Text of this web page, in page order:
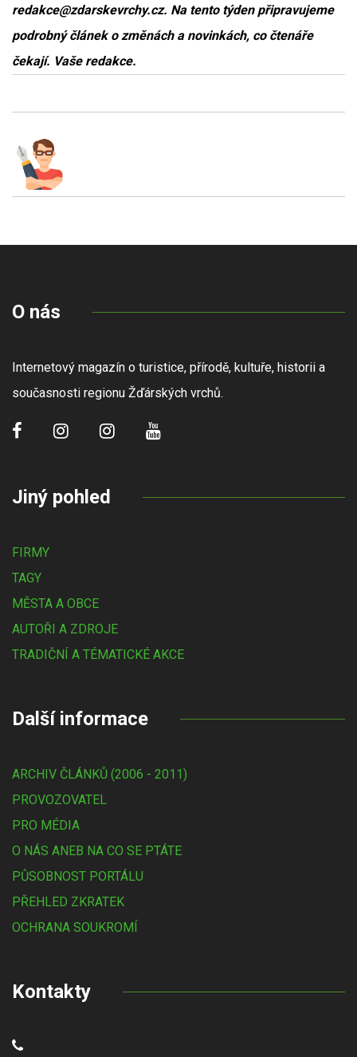
redakce@zdarskevrchy.cz. Na tento týden připravujeme
podrobný článek o změnách a novinkách, co čtenáře
čekají. Vaše redakce.
O nás
Internetový magazín o turistice, přírodě, kultuře, historii a
současnosti regionu Žďárských vrchů.
Jiný pohled
FIRMY
TAGY
MĚSTA A OBCE
AUTOŘI A ZDROJE
TRADIČNÍ A TÉMATICKÉ AKCE
Další informace
ARCHIV ČLÁNKŮ (2006 - 2011)
PROVOZOVATEL
PRO MÉDIA
O NÁS ANEB NA CO SE PTÁTE
PŮSOBNOST PORTÁLU
PŘEHLED ZKRATEK
OCHRANA SOUKROMÍ
Kontakty